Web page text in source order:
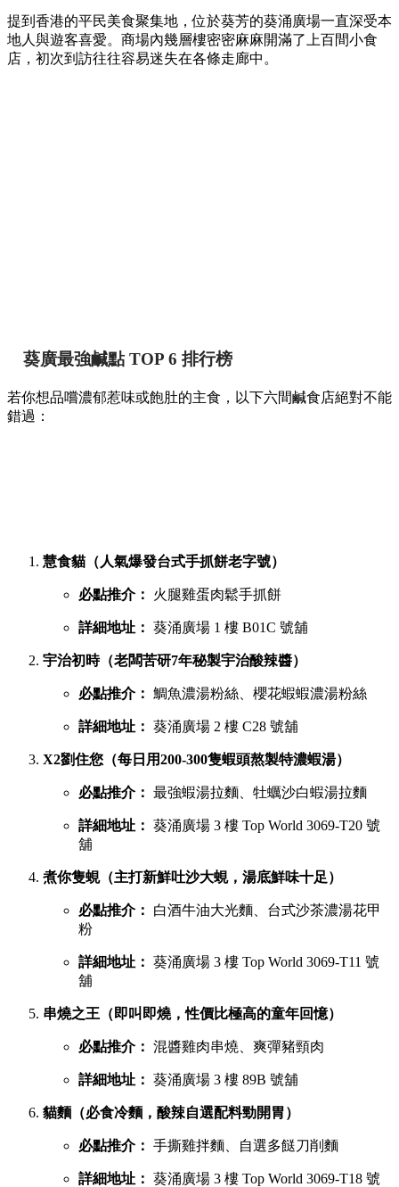
提到香港的平民美食聚集地，位於葵芳的葵涌廣場一直深受本
地人與遊客喜愛。商場內幾層樓密密麻麻開滿了上百間小食
店，初次到訪往往容易迷失在各條走廊中。
葵廣最強鹹點 TOP 6 排行榜
若你想品嚐濃郁惹味或飽肚的主食，以下六間鹹食店絕對不能
錯過：
慧食貓（人氣爆發台式手抓餅老字號）
必點推介： 火腿雞蛋肉鬆手抓餅
詳細地址： 葵涌廣場 1 樓 B01C 號舖
宇治初時（老闆苦研7年秘製宇治酸辣醬）
必點推介： 鯛魚濃湯粉絲、櫻花蝦蝦濃湯粉絲
詳細地址： 葵涌廣場 2 樓 C28 號舖
X2劉住您（每日用200-300隻蝦頭熬製特濃蝦湯）
必點推介： 最強蝦湯拉麵、牡蠣沙白蝦湯拉麵
詳細地址： 葵涌廣場 3 樓 Top World 3069-T20 號
舖
煮你隻蜆（主打新鮮吐沙大蜆，湯底鮮味十足）
必點推介：
白酒牛油大光麵、台式沙茶濃湯花甲
粉
詳細地址： 葵涌廣場 3 樓 Top World 3069-T11 號
舖
串燒之王（即叫即燒，性價比極高的童年回憶）
必點推介： 混醬雞肉串燒、爽彈豬頸肉
詳細地址： 葵涌廣場 3 樓 89B 號舖
貓麵（必食冷麵，酸辣自選配料勁開胃）
必點推介： 手撕雞拌麵、自選多餸刀削麵
詳細地址： 葵涌廣場 3 樓 Top World 3069-T18 號